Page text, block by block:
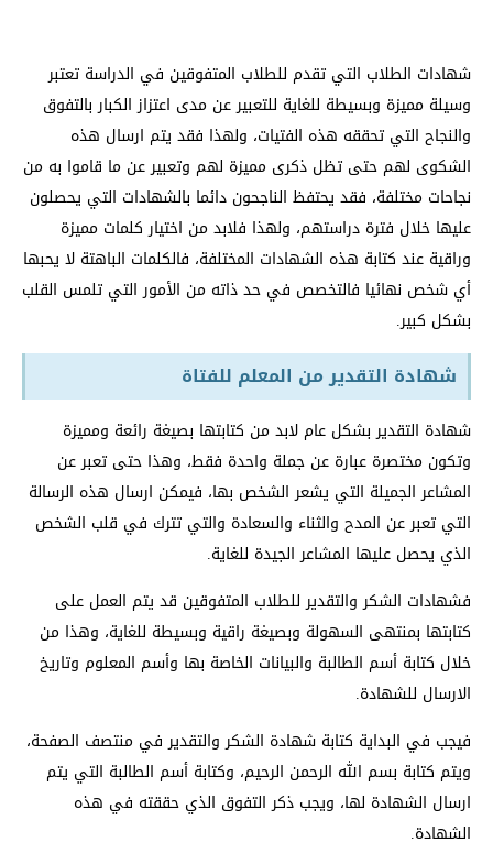
شهادات الطلاب التي تقدم للطلاب المتفوقين في الدراسة تعتبر
وسيلة مميزة وبسيطة للغاية للتعبير عن مدى اعتزاز الكبار بالتفوق
والنجاح التي تحققه هذه الفتيات، ولهذا فقد يتم ارسال هذه
الشكوى لهم حتى تظل ذكرى مميزة لهم وتعبير عن ما قاموا به من
نجاحات مختلفة، فقد يحتفظ الناجحون دائما بالشهادات التي يحصلون
عليها خلال فترة دراستهم، ولهذا فلابد من اختيار كلمات مميزة
وراقية عند كتابة هذه الشهادات المختلفة، فالكلمات الباهتة لا يحبها
أي شخص نهائيا فالتخصص في حد ذاته من الأمور التي تلمس القلب
بشكل كبير.
شهادة التقدير من المعلم للفتاة
شهادة التقدير بشكل عام لابد من كتابتها بصيغة رائعة ومميزة
وتكون مختصرة عبارة عن جملة واحدة فقط، وهذا حتى تعبر عن
المشاعر الجميلة التي يشعر الشخص بها، فيمكن ارسال هذه الرسالة
التي تعبر عن المدح والثناء والسعادة والتي تترك في قلب الشخص
الذي يحصل عليها المشاعر الجيدة للغاية.
فشهادات الشكر والتقدير للطلاب المتفوقين قد يتم العمل على
كتابتها بمنتهى السهولة وبصيغة راقية وبسيطة للغاية، وهذا من
خلال كتابة أسم الطالبة والبيانات الخاصة بها وأسم المعلوم وتاريخ
الارسال للشهادة.
فيجب في البداية كتابة شهادة الشكر والتقدير في منتصف الصفحة،
ويتم كتابة بسم الله الرحمن الرحيم، وكتابة أسم الطالبة التي يتم
ارسال الشهادة لها، ويجب ذكر التفوق الذي حققته في هذه
الشهادة.